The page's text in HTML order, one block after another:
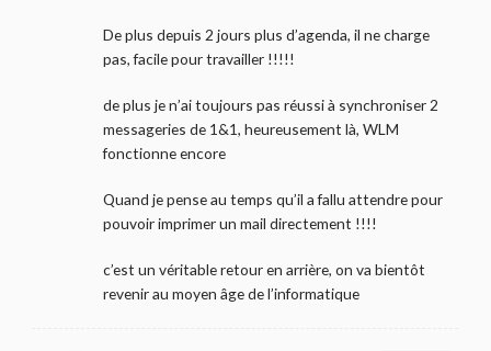
De plus depuis 2 jours plus d’agenda, il ne charge
pas, facile pour travailler !!!!!
de plus je n’ai toujours pas réussi à synchroniser 2
messageries de 1&1, heureusement là, WLM
fonctionne encore
Quand je pense au temps qu’il a fallu attendre pour
pouvoir imprimer un mail directement !!!!
c’est un véritable retour en arrière, on va bientôt
revenir au moyen âge de l’informatique